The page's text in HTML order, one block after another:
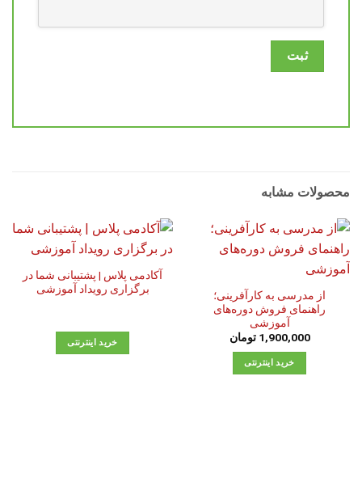
محصولات مشابه
از مدرسی به کارآفرینی؛
راهنمای فروش دوره‌های
آموزشی
1,900,000 تومان
خرید اینترنتی
آکادمی پلاس | پشتیبانی شما در
برگزاری رویداد آموزشی
خرید اینترنتی